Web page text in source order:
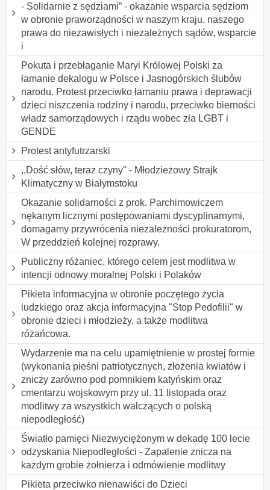
- Solidarnie z sędziami” - okazanie wsparcia sędziom
w obronie praworządności w naszym kraju, naszego
prawa do niezawisłych i niezależnych sądów, wsparcie
i
Pokuta i przebłaganie Maryi Królowej Polski za
łamanie dekalogu w Polsce i Jasnogórskich ślubów
narodu. Protest przeciwko łamaniu prawa i deprawacji
dzieci niszczenia rodziny i narodu, przeciwko bierności
władz samorządowych i rządu wobec zła LGBT i
GENDE
Protest antyfutrzarski
,,Dość słów, teraz czyny'' - Młodzieżowy Strajk
Klimatyczny w Białymstoku
Okazanie solidarności z prok. Parchimowiczem
nękanym licznymi postępowaniami dyscyplinarnymi,
domagamy przywrócenia niezależności prokuratorom,
W przeddzień kolejnej rozprawy.
Publiczny różaniec, którego celem jest modlitwa w
intencji odnowy moralnej Polski i Polaków
Pikieta informacyjna w obronie poczętego życia
ludzkiego oraz akcja informacyjna "Stop Pedofilii" w
obronie dzieci i młodzieży, a także modlitwa
różańcowa.
Wydarzenie ma na celu upamiętnienie w prostej formie
(wykonania pieśni patriotycznych, złożenia kwiatów i
zniczy zarówno pod pomnikiem katyńskim oraz
cmentarzu wojskowym przy ul. 11 listopada oraz
modlitwy za wszystkich walczących o polską
niepodległość)
Światło pamięci Niezwyciężonym w dekadę 100 lecie
odzyskania Niepodległości - Zapalenie znicza na
każdym grobie żołnierza i odmówienie modlitwy
Pikieta przeciwko nienawiści do Dzieci